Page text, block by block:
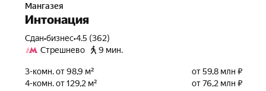
Мангазея
Интонация
Сдан•бизнес•4.5 (362)
Стрешнево
9 мин.
3-комн. от 98,9 м²
от 59,8 млн ₽
4-комн. от 129,2 м²
от 76,2 млн ₽